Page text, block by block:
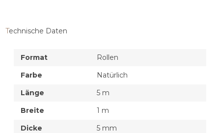
Technische Daten
Format
Rollen
Farbe
Natürlich
Länge
5 m
Breite
1 m
Dicke
5 mm